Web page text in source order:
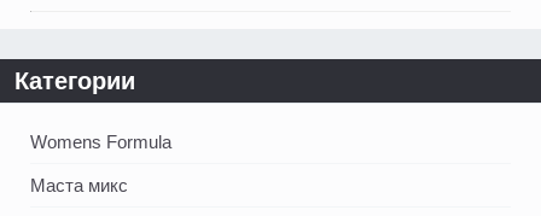
Категории
Womens Formula
Маста микс